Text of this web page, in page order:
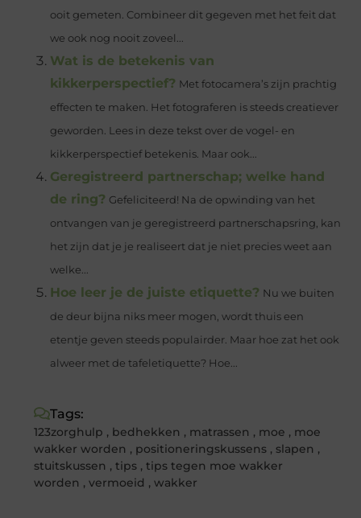
ooit gemeten. Combineer dit gegeven met het feit dat
we ook nog nooit zoveel...
Wat is de betekenis van
kikkerperspectief? Met fotocamera’s zijn prachtig
effecten te maken. Het fotograferen is steeds creatiever
geworden. Lees in deze tekst over de vogel- en
kikkerperspectief betekenis. Maar ook...
Geregistreerd partnerschap; welke hand
de ring? Gefeliciteerd! Na de opwinding van het
ontvangen van je geregistreerd partnerschapsring, kan
het zijn dat je je realiseert dat je niet precies weet aan
welke...
Hoe leer je de juiste etiquette? Nu we buiten
de deur bijna niks meer mogen, wordt thuis een
etentje geven steeds populairder. Maar hoe zat het ook
alweer met de tafeletiquette? Hoe...
Tags:
123zorghulp , bedhekken , matrassen , moe , moe
wakker worden , positioneringskussens , slapen ,
stuitskussen ,tips ,tips tegen moe wakker
worden ,vermoeid ,wakker